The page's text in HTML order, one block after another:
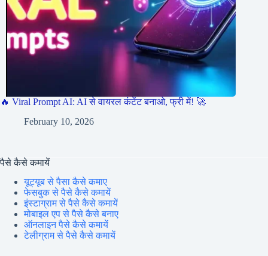
🔥 Viral Prompt AI: AI से वायरल कंटेंट बनाओ, फ्री में! 🚀
February 10, 2026
पैसे कैसे कमायें
यूट्यूब से पैसा कैसे कमाए
फेसबुक से पैसे कैसे कमायें
इंस्टाग्राम से पैसे कैसे कमायें
मोबाइल एप से पैसे कैसे बनाए
ऑनलाइन पैसे कैसे कमायें
टेलीग्राम से पैसे कैसे कमायें